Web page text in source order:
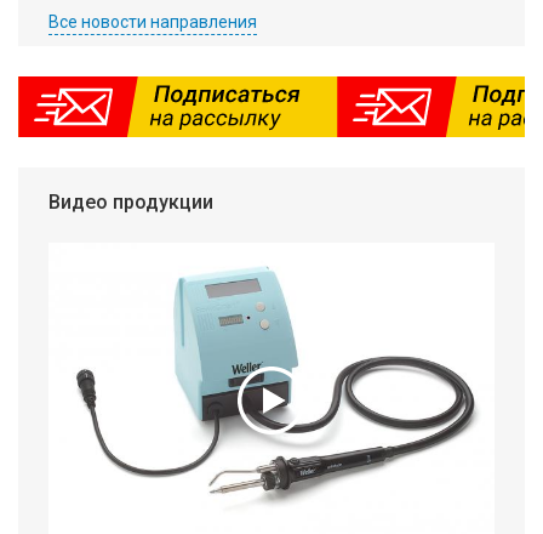
Все новости направления
Видео продукции